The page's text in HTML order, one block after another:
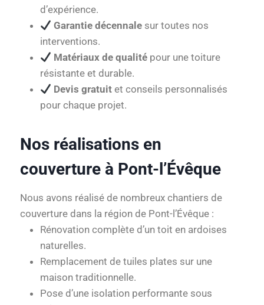
d’expérience.
Garantie décennale sur toutes nos
interventions.
Matériaux de qualité pour une toiture
résistante et durable.
Devis gratuit et conseils personnalisés
pour chaque projet.
Nos réalisations en
couverture à Pont-l’Évêque
Nous avons réalisé de nombreux chantiers de
couverture dans la région de Pont-l’Évêque :
Rénovation complète d’un toit en ardoises
naturelles.
Remplacement de tuiles plates sur une
maison traditionnelle.
Pose d’une isolation performante sous